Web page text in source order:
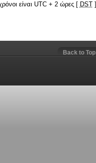
είναι UTC + 2 ώρες [ DST]
Back to Top